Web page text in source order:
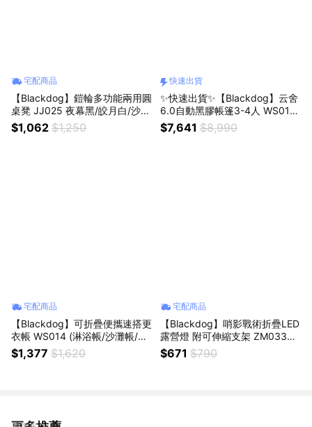
宅配商品
【Blackdog】鎧輪多功能兩用圓
桌凳 JJ025 夜幕黑/皎月白/沙漠
黃/松霧綠(茶几/升降桌/野餐/露
營桌/家居/小桌子/椅凳/喬遷禮
$1,062 $1,250
快速出貨
✨快速出貨✨【Blackdog】云舍
6.0自動黑膠帳篷3-4人 WS018
(戶外/露營/自動帳篷/速開帳/帳
篷/黑膠)
$7,641 $8,990
宅配商品
【Blackdog】可折疊便攜速搭更
衣帳 WS014 (淋浴帳/沙灘帳/帳
篷/露營)
$1,377 $1,620
宅配商品
【Blackdog】哨影戰術折疊LED
露營燈 附可伸縮支架 ZM033
(手電筒/掛燈/氛圍燈/氣氛燈/派
對燈/造型燈/裝飾燈)
$671 $790